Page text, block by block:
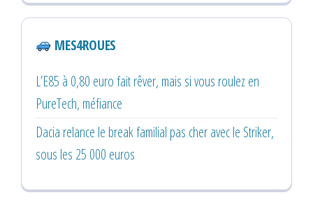
MES4ROUES
L’E85 à 0,80 euro fait rêver, mais si vous roulez en
PureTech, méfiance
Dacia relance le break familial pas cher avec le Striker,
sous les 25 000 euros